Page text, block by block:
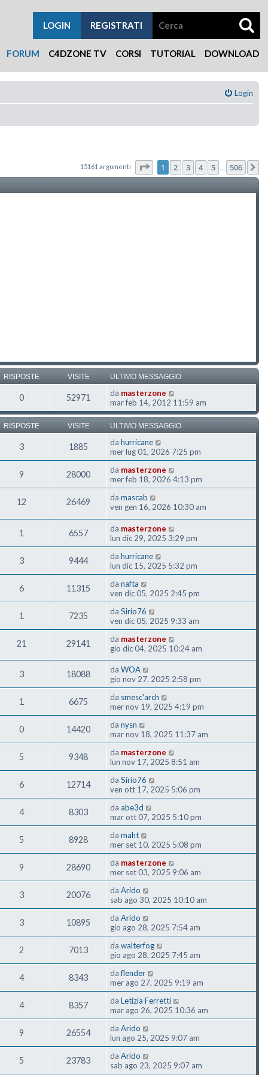
FORUM C4DZONE TV CORSI TUTORIAL DOWNLOAD
REGISTRATI
LOGIN
Login
15161 argomenti Pagina di 506
1 2 3 4 5 506
RISPOSTE VISITE ULTIMO MESSAGGIO
0 52971 da masterzone
mar feb 14, 2012 11:59 am
RISPOSTE VISITE ULTIMO MESSAGGIO
3 1885 da hurricane
mer lug 01, 2026 7:25 pm
9 28000 da masterzone
mer feb 18, 2026 4:13 pm
12 26469 da mascab
ven gen 16, 2026 10:30 am
1 6557 da masterzone
lun dic 29, 2025 3:29 pm
3 9444 da hurricane
lun dic 15, 2025 5:32 pm
6 11315 da nafta
ven dic 05, 2025 2:45 pm
1 7235 da Sirio76
ven dic 05, 2025 9:33 am
21 29141 da masterzone
gio dic 04, 2025 10:24 am
3 18088 da WOA
gio nov 27, 2025 2:58 pm
1 6675 da smesc'arch
mer nov 19, 2025 4:19 pm
0 14420 da nysn
mar nov 18, 2025 11:37 am
5 9348 da masterzone
lun nov 17, 2025 8:51 am
6 12714 da Sirio76
ven ott 17, 2025 5:06 pm
4 8303 da abe3d
mar ott 07, 2025 5:10 pm
5 8928 da maht
mer set 10, 2025 5:08 pm
9 28690 da masterzone
mer set 03, 2025 9:06 am
3 20076 da Arido
sab ago 30, 2025 10:10 am
3 10895 da Arido
gio ago 28, 2025 7:54 am
2 7013 da walterfog
gio ago 28, 2025 7:45 am
4 8343 daflender
mer ago 27, 2025 9:19 am
4 8357 da Letizia Ferretti
mar ago 26, 2025 10:36 am
9 26554 da Arido
lun ago 25, 2025 9:07 am
5 23783 da Arido
sab ago 23, 2025 9:07 am